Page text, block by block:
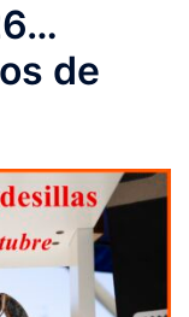
de